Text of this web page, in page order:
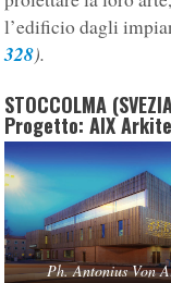
l’edificio dagli
328).
STOCCOLMA
Progetto: AIX
Ph. Antonius Von